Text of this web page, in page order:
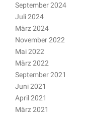
September 2024
Juli 2024
März 2024
November 2022
Mai 2022
März 2022
September 2021
Juni 2021
April 2021
März 2021